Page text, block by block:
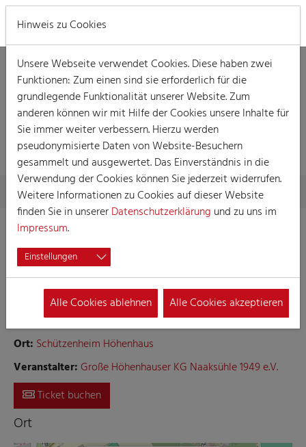
VERANSTALTUNG
Skip to main content
You are here:
Home Session Veranstaltungen Veranstaltung
Stippeföttche-Party für Botz un Röckche
20.01.2024 19:00 Veranstaltungen, Party
Stippeföttche-Party für Botz un Röckche der Große
Höhenhauser KG Naaksühle 1949 e.V.
Ort: Schützenheim Höhenhaus
Veranstalter: Große Höhenhauser KG Naaksühle 1949 e.V.
Ticket buchen
Ort
Hinweis zu Cookies
Unsere Webseite verwendet Cookies. Diese haben zwei
Funktionen: Zum einen sind sie erforderlich für die
grundlegende Funktionalität unserer Website. Zum
anderen können wir mit Hilfe der Cookies unsere Inhalte für
Sie immer weiter verbessern. Hierzu werden
pseudonymisierte Daten von Website-Besuchern
gesammelt und ausgewertet. Das Einverständnis in die
Verwendung der Cookies können Sie jederzeit widerrufen.
Weitere Informationen zu Cookies auf dieser Website
finden Sie in unsererDatenschutzerklärung und zu uns im
Impressum.
Einstellungen
Alle Cookies ablehnen Alle Cookies akzeptieren